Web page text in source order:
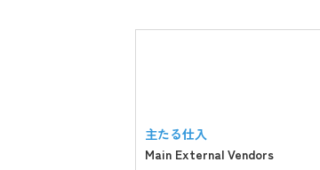
主たる仕入
Main External Vendors